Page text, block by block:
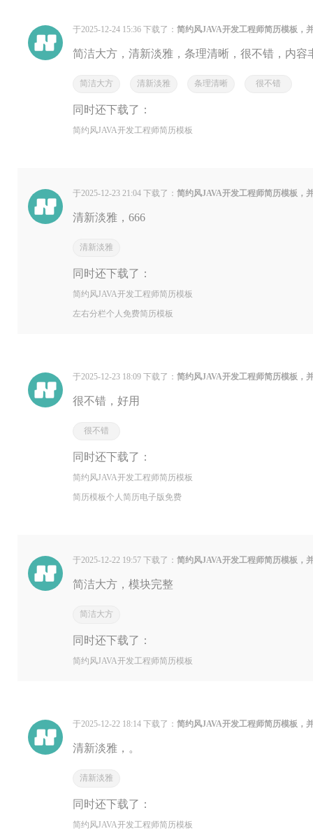
于2025-12-24 15:36 下载了：简约风JAVA开发工程师简历模板，
简洁大方，清新淡雅，条理清晰，很不错，内容
简洁大方 清新淡雅 条理清晰 很不错
同时还下载了：
简约风JAVA开发工程师简历模板
于2025-12-23 21:04 下载了：简约风JAVA开发工程师简历模板，
清新淡雅，666
清新淡雅
同时还下载了：
简约风JAVA开发工程师简历模板
左右分栏个人免费简历模板
于2025-12-23 18:09 下载了：简约风JAVA开发工程师简历模板，
很不错，好用
很不错
同时还下载了：
简约风JAVA开发工程师简历模板
简历模板个人简历电子版免费
于2025-12-22 19:57 下载了：简约风JAVA开发工程师简历模板，
简洁大方，模块完整
简洁大方
同时还下载了：
简约风JAVA开发工程师简历模板
于2025-12-22 18:14 下载了：简约风JAVA开发工程师简历模板，
清新淡雅，。
清新淡雅
同时还下载了：
简约风JAVA开发工程师简历模板